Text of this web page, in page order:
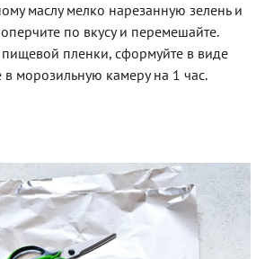
маслу мелко нарезанную зелень и
по вкусу и перемешайте.
пленки, сформуйте в виде
в морозильную камеру на 1 час.